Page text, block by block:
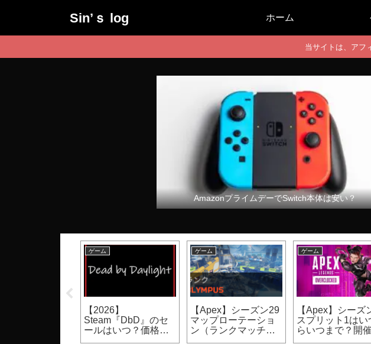
Sin’ｓ log ホーム
当サイトは、アフ
AmazonプライムデーでSwitch本体は安い？
ゲーム
【2026】
Steam『DbD』のセ
ールはいつ？価格・
ゲーム
【Apex】シーズン29
マップローテーショ
ン（ランクマッチ、
ゲーム
【Apex】シーズ
スプリット1はい
らいつまで？開